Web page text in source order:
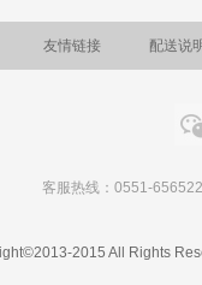
友情链接 配送说
客服热线：0551-
2015 All Rights